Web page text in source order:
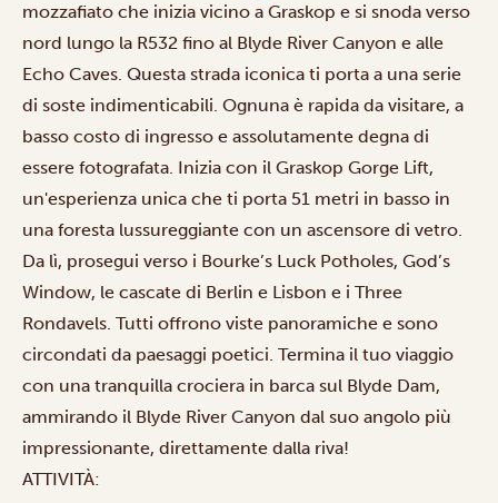
mozzafiato che inizia vicino a Graskop e si snoda verso
nord lungo la R532 fino al Blyde River Canyon e alle
Echo Caves. Questa strada iconica ti porta a una serie
di soste indimenticabili. Ognuna è rapida da visitare, a
basso costo di ingresso e assolutamente degna di
essere fotografata. Inizia con il Graskop Gorge Lift,
un'esperienza unica che ti porta 51 metri in basso in
una foresta lussureggiante con un ascensore di vetro.
Da lì, prosegui verso i Bourke’s Luck Potholes, God’s
Window, le cascate di Berlin e Lisbon e i Three
Rondavels. Tutti offrono viste panoramiche e sono
circondati da paesaggi poetici. Termina il tuo viaggio
con una tranquilla crociera in barca sul Blyde Dam,
ammirando il Blyde River Canyon dal suo angolo più
impressionante, direttamente dalla riva!
ATTIVITÀ: